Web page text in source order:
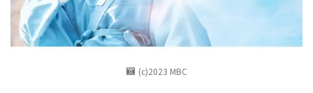
(c)2023 MBC